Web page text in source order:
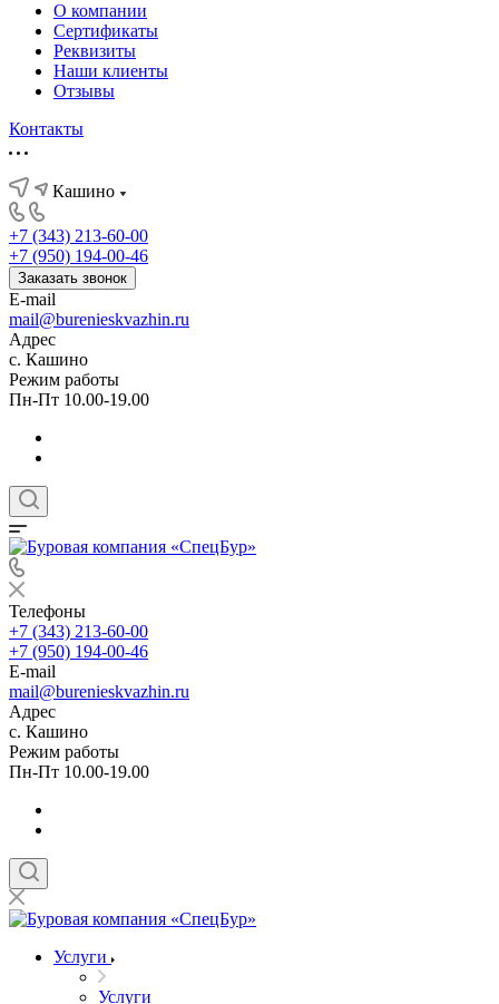
О компании
Сертификаты
Реквизиты
Наши клиенты
Отзывы
Контакты
Кашино
+7 (343) 213-60-00
+7 (950) 194-00-46
Заказать звонок
E-mail
mail@burenieskvazhin.ru
Адрес
с. Кашино
Режим работы
Пн-Пт 10.00-19.00
Телефоны
+7 (343) 213-60-00
+7 (950) 194-00-46
E-mail
mail@burenieskvazhin.ru
Адрес
с. Кашино
Режим работы
Пн-Пт 10.00-19.00
Услуги
Услуги